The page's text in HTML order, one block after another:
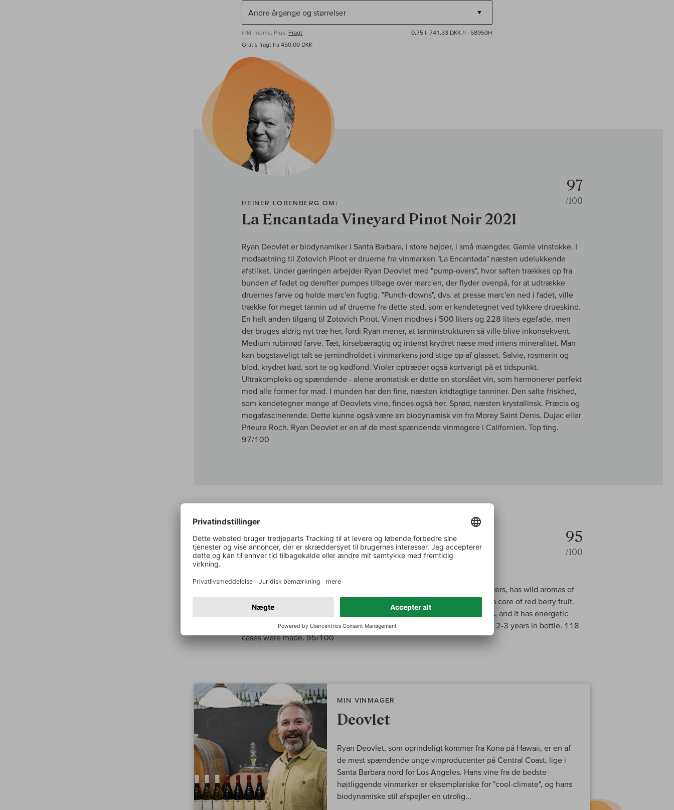
inkl. moms, Plus. Fragt 0,75 l· 741,33 DKK /l · 58950H
Gratis fragt fra 450,00 DKK
HEINER LOBENBERG OM:
La Encantada Vineyard Pinot Noir 2021
97
/100
Ryan Deovlet er biodynamiker i Santa Barbara, i store højder, i små mængder. Gamle vinstokke. I
modsætning til Zotovich Pinot er druerne fra vinmarken "La Encantada" næsten udelukkende
afstilket. Under gæringen arbejder Ryan Deovlet med "pump-overs", hvor saften trækkes op fra
bunden af fadet og derefter pumpes tilbage over marc'en, der flyder ovenpå, for at udtrække
druernes farve og holde marc'en fugtig. "Punch-downs", dvs. at presse marc'en ned i fadet, ville
trække for meget tannin ud af druerne fra dette sted, som er kendetegnet ved tykkere drueskind.
En helt anden tilgang til Zotovich Pinot. Vinen modnes i 500 liters og 228 liters egefade, men
der bruges aldrig nyt træ her, fordi Ryan mener, at tanninstrukturen så ville blive inkonsekvent.
Medium rubinrød farve. Tæt, kirsebæragtig og intenst krydret næse med intens mineralitet. Man
kan bogstaveligt talt se jernindholdet i vinmarkens jord stige op af glasset. Salvie, rosmarin og
blod, krydret kød, sort te og kødfond. Violer optræder også kortvarigt på et tidspunkt.
Ultrakompleks og spændende - alene aromatisk er dette en storslået vin, som harmonerer perfekt
med alle former for mad. I munden har den fine, næsten kridtagtige tanniner. Den salte friskhed,
som kendetegner mange af Deovlets vine, findes også her. Sprød, næsten krystallinsk. Præcis og
megafascinerende. Dette kunne også være en biodynamisk vin fra Morey Saint Denis. Dujac eller
Prieure Roch. Ryan Deovlet er en af de mest spændende vinmagere i Californien. Top ting.
97/100
95
/100
The 2021 Pinot Noir la Encantada Vineyard, made with 15% whole clusters, has wild aromas of
iron, pipe tobacco, woodsmoke, autumn leaves, cola and lavender with a core of red berry fruit.
The medium-bodied palate balances concentrated fruit with lacy tannins, and it has energetic
acidity that highlights pretty floral tones on the finish. It will benefit from 2-3 years in bottle. 118
cases were made. 95/100
MIN VINMAGER
Deovlet
Ryan Deovlet, som oprindeligt kommer fra Kona på Hawaii, er en af
de mest spændende unge vinproducenter på Central Coast, lige i
Santa Barbara nord for Los Angeles. Hans vine fra de bedste
højtliggende vinmarker er eksemplariske for "cool-climate", og hans
biodynamiske stil afspejler en utrolig...